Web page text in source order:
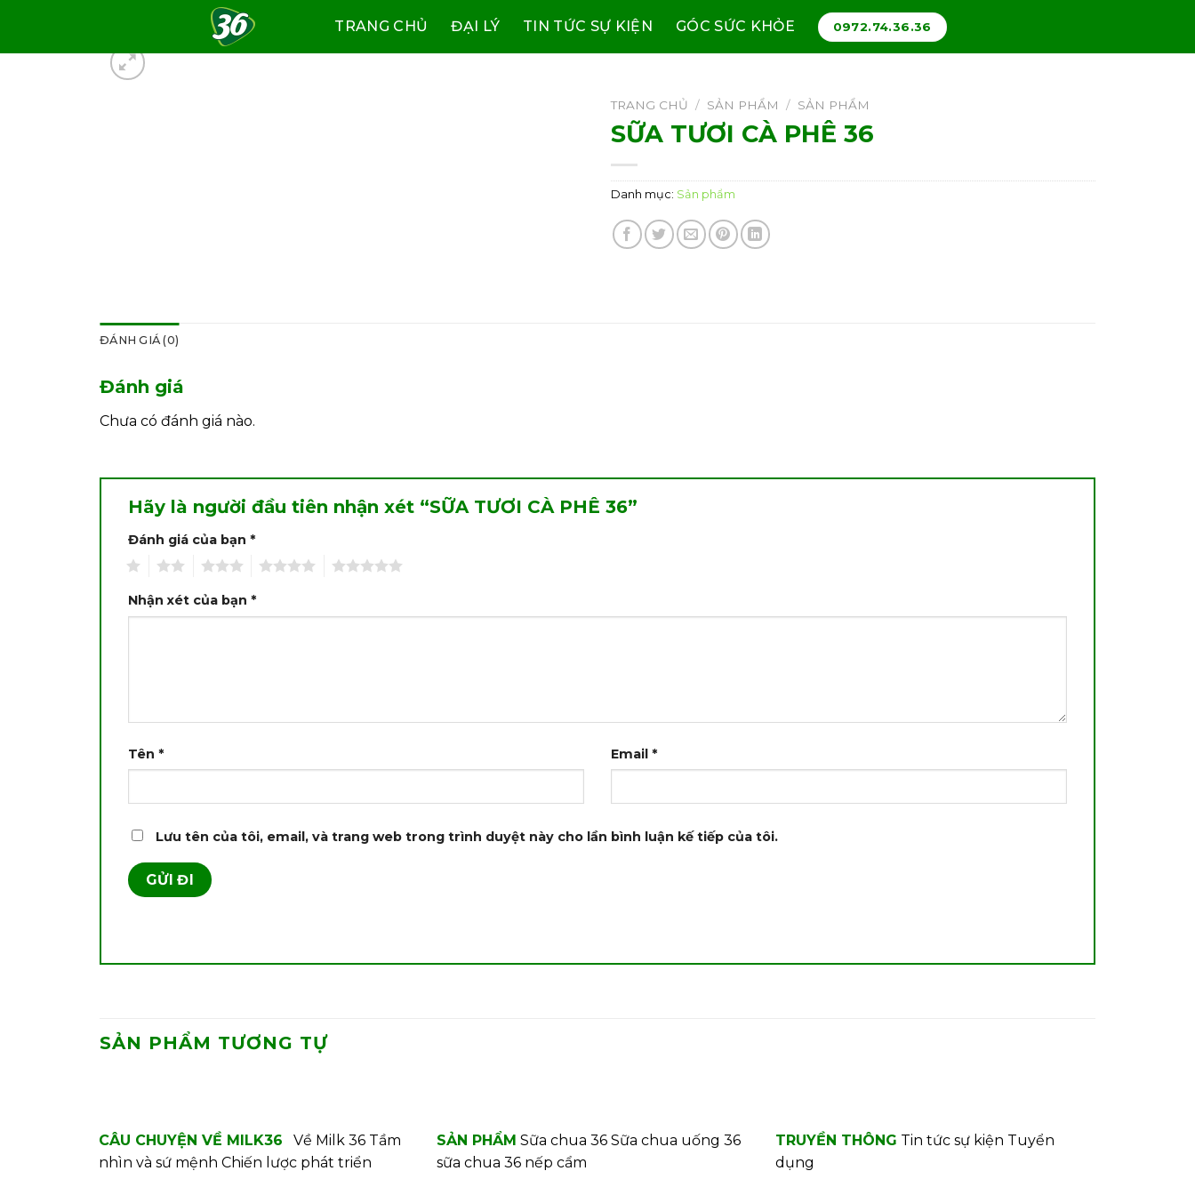
content
TRANG CHỦ ĐẠI LÝ TIN TỨC SỰ KIỆN GÓC SỨC KHỎE 0972.74.36.36
TRANG CHỦ / SẢN PHẨM / SẢN PHẨM
SỮA TƯƠI CÀ PHÊ 36
Danh mục: Sản phẩm
ĐÁNH GIÁ (0)
Đánh giá
Chưa có đánh giá nào.
Hãy là người đầu tiên nhận xét “SỮA TƯƠI CÀ PHÊ 36”
Đánh giá của bạn *
Nhận xét của bạn *
Tên * Email *
Lưu tên của tôi, email, và trang web trong trình duyệt này cho lần bình luận kế tiếp của tôi.
SẢN PHẨM TƯƠNG TỰ
CÂU CHUYỆN VỀ MILK36 Về Milk 36 Tầm
nhìn và sứ mệnh Chiến lược phát triển
SẢN PHẨM Sữa chua 36 Sữa chua uống 36
sữa chua 36 nếp cẩm
TRUYỀN THÔNG Tin tức sự kiện Tuyển
dụng